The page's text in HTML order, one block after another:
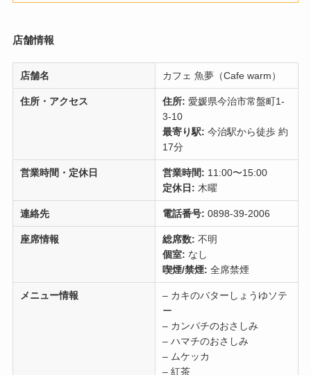
店舗情報
店舗名 カフェ 魚夢（Cafe warm）
住所・アクセス 住所: 愛媛県今治市常盤町1-
3-10
最寄り駅: 今治駅から徒歩 約
17分
営業時間・定休日 営業時間: 11:00〜15:00
定休日: 木曜
連絡先 電話番号: 0898-39-2006
座席情報 総席数: 不明
個室: なし
喫煙/禁煙: 全席禁煙
メニュー情報
– カキのバターしょうゆソテ
ー
– カンパチのおさしみ
– ハマチのおさしみ
– ムケッカ
– 紅茶